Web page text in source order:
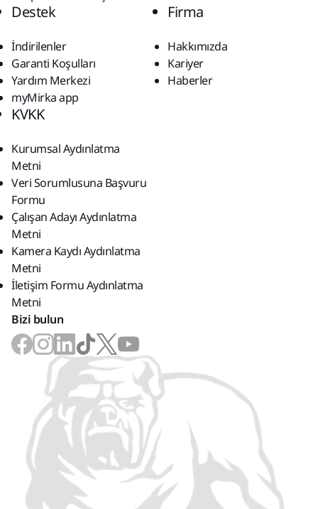
Destek
İndirilenler
Garanti Koşulları
Yardım Merkezi
myMirka app
Firma
Hakkımızda
Kariyer
Haberler
KVKK
Kurumsal Aydınlatma
Metni
Veri Sorumlusuna Başvuru
Formu
Çalışan Adayı Aydınlatma
Metni
Kamera Kaydı Aydınlatma
Metni
İletişim Formu Aydınlatma
Metni
Bizi bulun